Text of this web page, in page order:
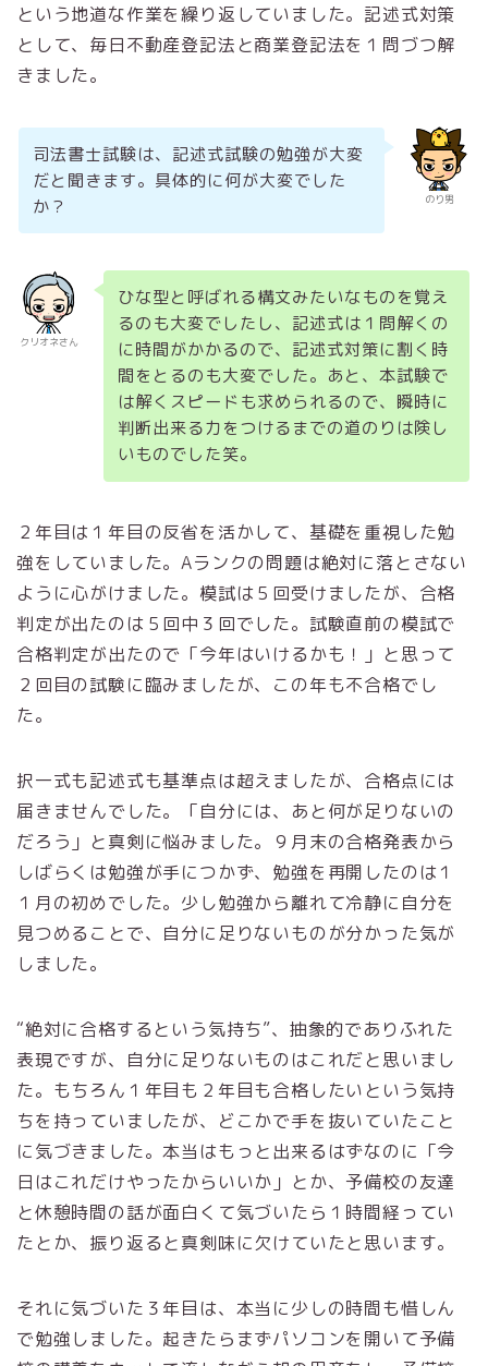
という地道な作業を繰り返していました。記述式対策
として、毎日不動産登記法と商業登記法を１問づつ解
きました。
のり男
司法書士試験は、記述式試験の勉強が大変
だと聞きます。具体的に何が大変でした
か？
クリオネさん
ひな型と呼ばれる構文みたいなものを覚え
るのも大変でしたし、記述式は１問解くの
に時間がかかるので、記述式対策に割く時
間をとるのも大変でした。あと、本試験で
は解くスピードも求められるので、瞬時に
判断出来る力をつけるまでの道のりは険し
いものでした笑。
２年目は１年目の反省を活かして、基礎を重視した勉
強をしていました。Aランクの問題は絶対に落とさない
ように心がけました。模試は５回受けましたが、合格
判定が出たのは５回中３回でした。試験直前の模試で
合格判定が出たので「今年はいけるかも！」と思って
２回目の試験に臨みましたが、この年も不合格でし
た。
択一式も記述式も基準点は超えましたが、合格点には
届きませんでした。「自分には、あと何が足りないの
だろう」と真剣に悩みました。９月末の合格発表から
しばらくは勉強が手につかず、勉強を再開したのは１
１月の初めでした。少し勉強から離れて冷静に自分を
見つめることで、自分に足りないものが分かった気が
しました。
“絶対に合格するという気持ち”、抽象的でありふれた
表現ですが、自分に足りないものはこれだと思いまし
た。もちろん１年目も２年目も合格したいという気持
ちを持っていましたが、どこかで手を抜いていたこと
に気づきました。本当はもっと出来るはずなのに「今
日はこれだけやったからいいか」とか、予備校の友達
と休憩時間の話が面白くて気づいたら１時間経ってい
たとか、振り返ると真剣味に欠けていたと思います。
それに気づいた３年目は、本当に少しの時間も惜しん
で勉強しました。起きたらまずパソコンを開いて予備